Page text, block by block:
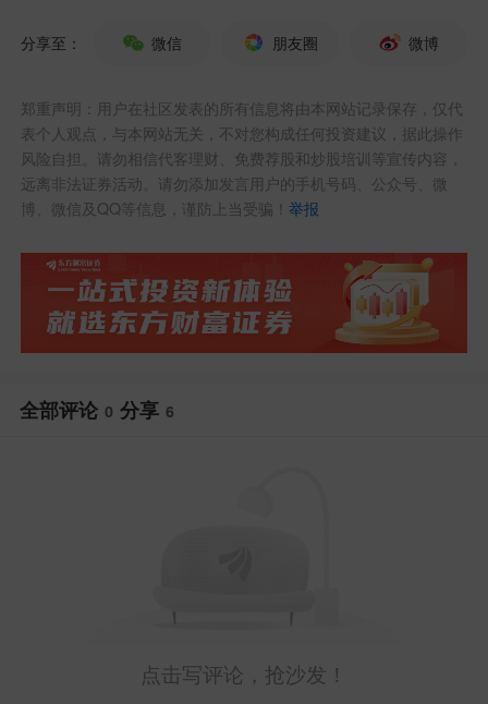
马斯克突然现身，信息量爆炸
达沃斯世界经济论坛一向是全球政商精英
的年度盛会，但马斯克多年来对其态度颇
为冷淡。他曾公开表示这个论坛“听起来无
聊”，质疑其“必要性”。正因如此，他今年
出牌，却总能成为话题中心。
而他也的确不负众望地带来了最硬核的信
分享至： 微信 朋友圈 微博
郑重声明：用户在社区发表的所有信息将由本网站记录保存，仅代
表个人观点，与本网站无关，不对您构成任何投资建议，据此操作
风险自担。请勿相信代客理财、免费荐股和炒股培训等宣传内容，
远离非法证券活动。请勿添加发言用户的手机号码、公众号、微
博、微信及QQ等信息，谨防上当受骗！举报
全部评论 0 分享 6
点击写评论，抢沙发！